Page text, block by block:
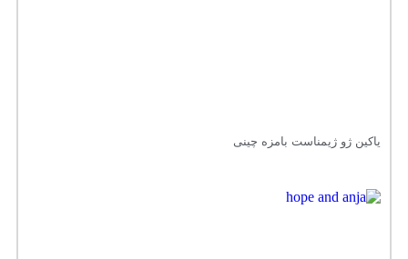
یاکین ژو ژیمناست بامزه چینی